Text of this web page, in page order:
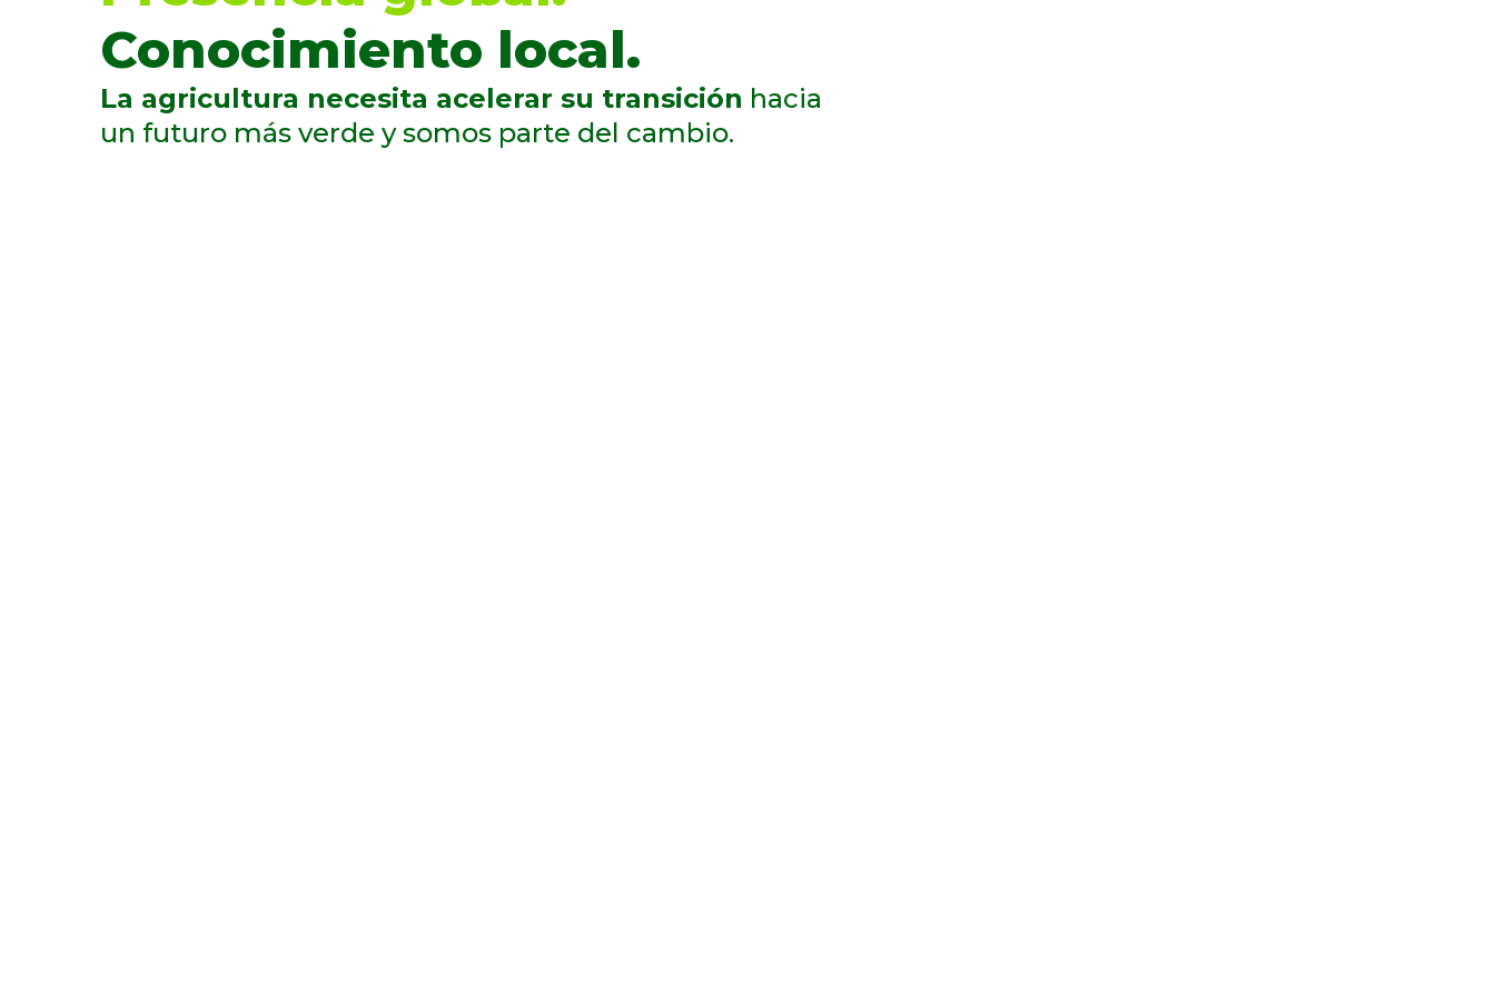
Conocimiento local.
La agricultura necesita acelerar su transición hacia
un futuro más verde y somos parte del cambio.